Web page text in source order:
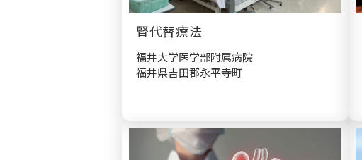
腎代替療法
福井大学医学部附属病院
福井県吉田郡永平寺町